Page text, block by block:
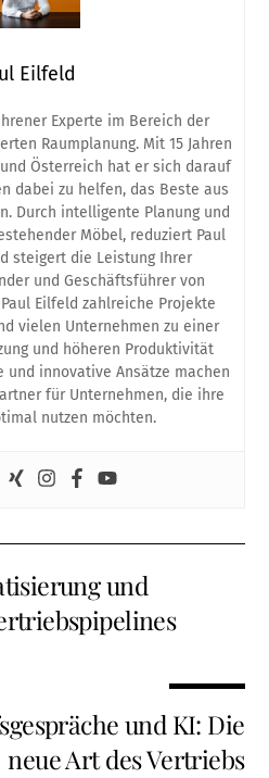
Eilfeld
Experte im Bereich der
Raumplanung. Mit 15 Jahren
Österreich hat er sich darauf
dabei zu helfen, das Beste aus
Durch intelligente Planung und
Möbel, reduziert Paul
steigert die Leistung Ihrer
und Geschäftsführer von
Eilfeld zahlreiche Projekte
vielen Unternehmen zu einer
und höheren Produktivität
und innovative Ansätze machen
für Unternehmen, die ihre
nutzen möchten.
und
und KI: Die
neue Art des Vertriebs